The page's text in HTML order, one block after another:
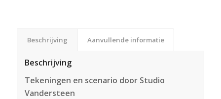
Beschrijving Aanvullende informatie
Beschrijving
Tekeningen en scenario door Studio
Vandersteen